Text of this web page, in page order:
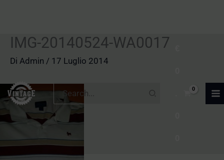
per:
IMG-20140524-WA0017
Di Admin / 17 Luglio 2014